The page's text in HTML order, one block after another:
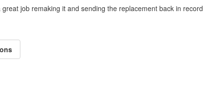
job remaking it and sending the replacement back in record